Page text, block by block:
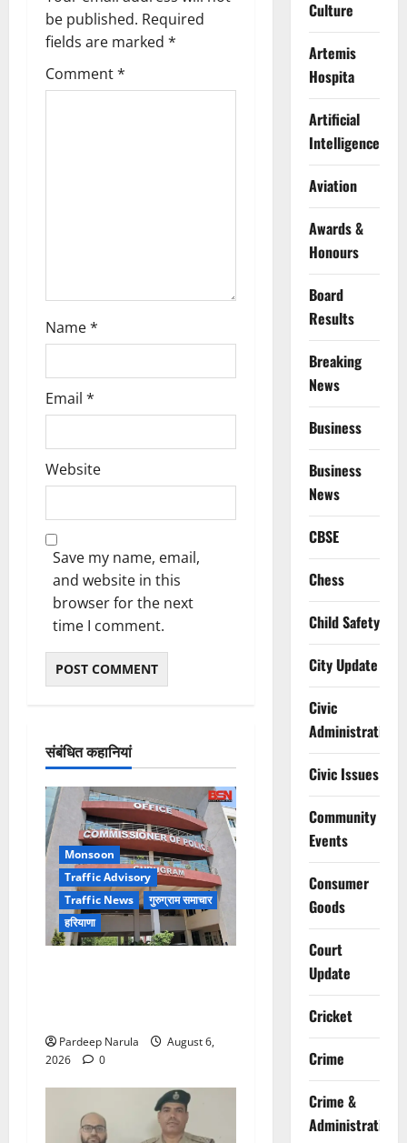
i
g
a
be published. Required
fields are marked *
Comment*
Name*
Email *
Website
Save my name, email,
and website in this
browser for the next
time I comment.
संबंधित कहानियां
Monsoon
Traffic Advisory
Traffic News
गुरुग्राम समाचार
हरियाणा
Pardeep Narula
August 6,
2026
0
Culture
Artemis
Hospita
Artificial
Intelligence
Aviation
Awards &
Honours
Board
Results
Breaking
News
Business
Business
News
CBSE
Chess
Child Safety
City Update
Civic
Administration
Civic Issues
Community
Events
Consumer
Goods
Court
Update
Cricket
Crime
Crime &
Administration